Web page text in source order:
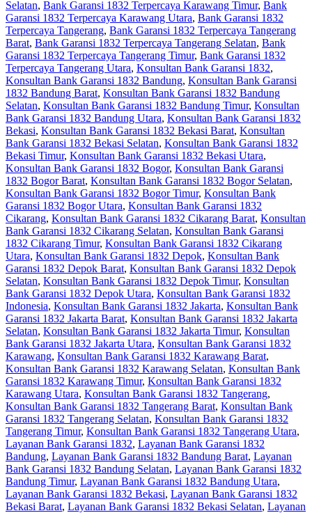
Selatan, Bank Garansi 1832 Terpercaya Karawang Timur, Bank
Garansi 1832 Terpercaya Karawang Utara, Bank Garansi 1832
Terpercaya Tangerang, Bank Garansi 1832 Terpercaya Tangerang
Barat, Bank Garansi 1832 Terpercaya Tangerang Selatan, Bank
Garansi 1832 Terpercaya Tangerang Timur, Bank Garansi 1832
Terpercaya Tangerang Utara, Konsultan Bank Garansi 1832,
Konsultan Bank Garansi 1832 Bandung, Konsultan Bank Garansi
1832 Bandung Barat, Konsultan Bank Garansi 1832 Bandung
Selatan, Konsultan Bank Garansi 1832 Bandung Timur, Konsultan
Bank Garansi 1832 Bandung Utara, Konsultan Bank Garansi 1832
Bekasi, Konsultan Bank Garansi 1832 Bekasi Barat, Konsultan
Bank Garansi 1832 Bekasi Selatan, Konsultan Bank Garansi 1832
Bekasi Timur, Konsultan Bank Garansi 1832 Bekasi Utara,
Konsultan Bank Garansi 1832 Bogor, Konsultan Bank Garansi
1832 Bogor Barat, Konsultan Bank Garansi 1832 Bogor Selatan,
Konsultan Bank Garansi 1832 Bogor Timur, Konsultan Bank
Garansi 1832 Bogor Utara, Konsultan Bank Garansi 1832
Cikarang, Konsultan Bank Garansi 1832 Cikarang Barat, Konsultan
Bank Garansi 1832 Cikarang Selatan, Konsultan Bank Garansi
1832 Cikarang Timur, Konsultan Bank Garansi 1832 Cikarang
Utara, Konsultan Bank Garansi 1832 Depok, Konsultan Bank
Garansi 1832 Depok Barat, Konsultan Bank Garansi 1832 Depok
Selatan, Konsultan Bank Garansi 1832 Depok Timur, Konsultan
Bank Garansi 1832 Depok Utara, Konsultan Bank Garansi 1832
Indonesia, Konsultan Bank Garansi 1832 Jakarta, Konsultan Bank
Garansi 1832 Jakarta Barat, Konsultan Bank Garansi 1832 Jakarta
Selatan, Konsultan Bank Garansi 1832 Jakarta Timur, Konsultan
Bank Garansi 1832 Jakarta Utara, Konsultan Bank Garansi 1832
Karawang, Konsultan Bank Garansi 1832 Karawang Barat,
Konsultan Bank Garansi 1832 Karawang Selatan, Konsultan Bank
Garansi 1832 Karawang Timur, Konsultan Bank Garansi 1832
Karawang Utara, Konsultan Bank Garansi 1832 Tangerang,
Konsultan Bank Garansi 1832 Tangerang Barat, Konsultan Bank
Garansi 1832 Tangerang Selatan, Konsultan Bank Garansi 1832
Tangerang Timur, Konsultan Bank Garansi 1832 Tangerang Utara,
Layanan Bank Garansi 1832, Layanan Bank Garansi 1832
Bandung, Layanan Bank Garansi 1832 Bandung Barat, Layanan
Bank Garansi 1832 Bandung Selatan, Layanan Bank Garansi 1832
Bandung Timur, Layanan Bank Garansi 1832 Bandung Utara,
Layanan Bank Garansi 1832 Bekasi, Layanan Bank Garansi 1832
Bekasi Barat, Layanan Bank Garansi 1832 Bekasi Selatan, Layanan